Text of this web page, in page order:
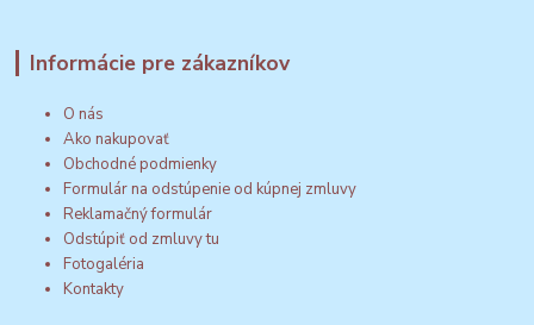
Informácie pre zákazníkov
O nás
Ako nakupovať
Obchodné podmienky
Formulár na odstúpenie od kúpnej zmluvy
Reklamačný formulár
Odstúpiť od zmluvy tu
Fotogaléria
Kontakty